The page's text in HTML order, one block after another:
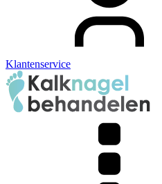
Klantenservice